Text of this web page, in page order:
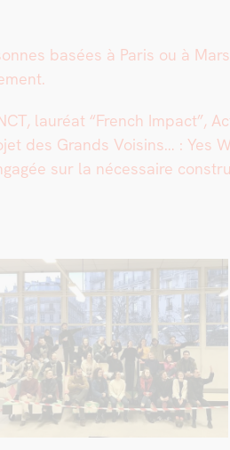
basées à Paris ou à
lau­réat “French Impact”,
des Grands Voisins… : Yes
sur la néces­saire